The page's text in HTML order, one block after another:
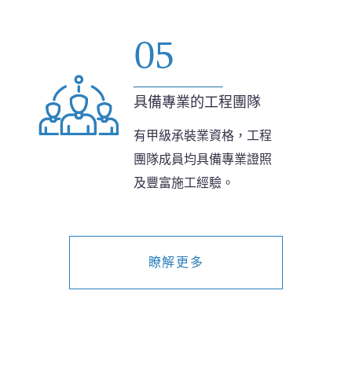
05
具備專業的工程團隊
有甲級承裝業資格，工程
團隊成員均具備專業證照
及豐富施工經驗。
瞭解更多